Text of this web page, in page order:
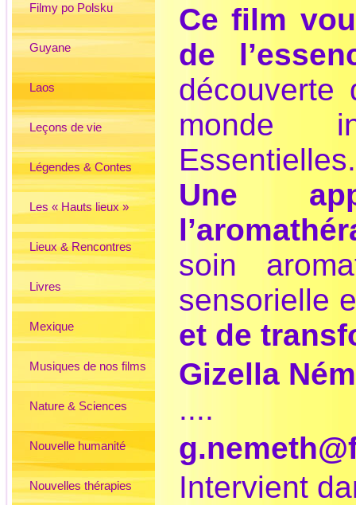
Filmy po Polsku
Guyane
Laos
Leçons de vie
Légendes & Contes
Les « Hauts lieux »
Lieux & Rencontres
Livres
Mexique
Musiques de nos films
Nature & Sciences
Nouvelle humanité
Nouvelles thérapies
Ce film
de
découverte
monde
Essentielles.
Une
soin
sensorielle
et de
Gizella
....
Intervient